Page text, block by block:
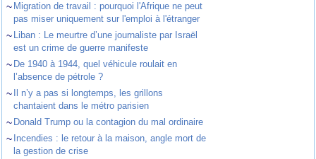
~ Migration de travail : pourquoi l'Afrique ne peut
pas miser uniquement sur l'emploi à l'étranger
~ Liban : Le meurtre d’une journaliste par Israël
est un crime de guerre manifeste
~ De 1940 à 1944, quel véhicule roulait en
l’absence de pétrole ?
~
Il n’y a pas si longtemps, les grillons
chantaient dans le métro parisien
~ Donald Trump ou la contagion du mal ordinaire
~ Incendies : le retour à la maison, angle mort de
la gestion de crise